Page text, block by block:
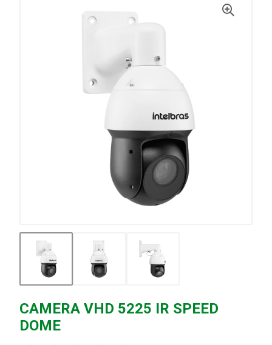
CAMERA VHD 5225 IR SPEED
DOME